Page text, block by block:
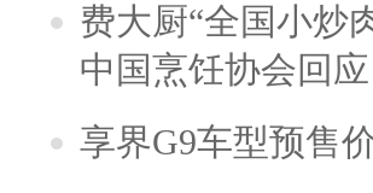
费大厨“全国小炒
中国烹饪协会回应
享界G9车型预售